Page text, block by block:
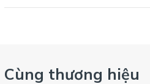
Cùng thương hiệu